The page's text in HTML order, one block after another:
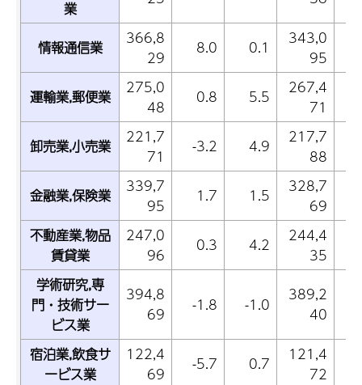
業
情報通信業
366,8
29
8.0 0.1
343,0
95
運輸業,郵便業
275,0
48
0.8 5.5
267,4
71
卸売業,小売業
221,7
71
-3.2 4.9
217,7
88
金融業,保険業
339,7
95
1.7 1.5
328,7
69
不動産業,物品
賃貸業
247,0
96
0.3 4.2
244,4
35
学術研究,専
門・技術サー
ビス業
394,8
69
-1.8 -1.0
389,2
40
宿泊業,飲食サ
ービス業
122,4
69
-5.7 0.7
121,4
72